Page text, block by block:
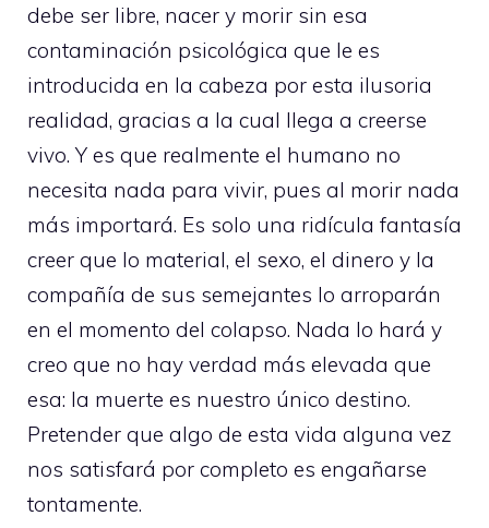
debe ser libre, nacer y morir sin esa
contaminación psicológica que le es
introducida en la cabeza por esta ilusoria
realidad, gracias a la cual llega a creerse
vivo. Y es que realmente el humano no
necesita nada para vivir, pues al morir nada
más importará. Es solo una ridícula fantasía
creer que lo material, el sexo, el dinero y la
compañía de sus semejantes lo arroparán
en el momento del colapso. Nada lo hará y
creo que no hay verdad más elevada que
esa: la muerte es nuestro único destino.
Pretender que algo de esta vida alguna vez
nos satisfará por completo es engañarse
tontamente.